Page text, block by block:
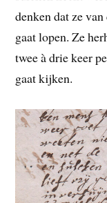
denken dat ze
gaat lopen. Ze
twee à drie keer
gaat kijken.